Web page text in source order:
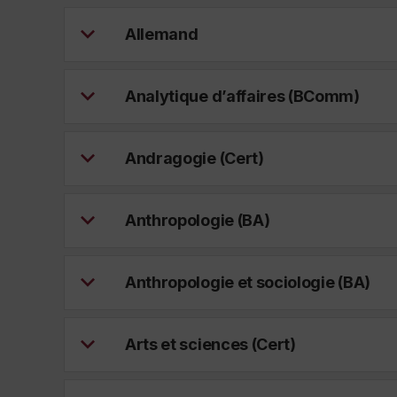
Allemand
Analytique d’affaires (BComm)
Andragogie (Cert)
Anthropologie (BA)
Anthropologie et sociologie (BA)
Arts et sciences (Cert)